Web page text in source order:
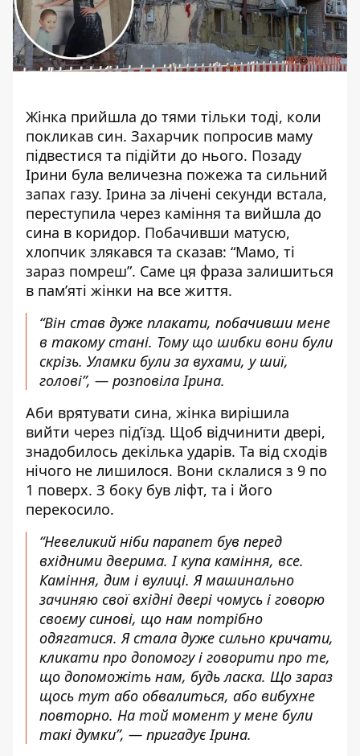
Жінка прийшла до тями тільки тоді, коли
покликав син. Захарчик попросив маму
підвестися та підійти до нього. Позаду
Ірини була величезна пожежа та сильний
запах газу. Ірина за лічені секунди встала,
переступила через каміння та вийшла до
сина в коридор. Побачивши матусю,
хлопчик злякався та сказав: “Мамо, ті
зараз помреш”. Саме ця фраза залишиться
в пам’яті жінки на все життя.
“Він став дуже плакати, побачивши мене
в такому стані. Тому що шибки вони були
скрізь. Уламки були за вухами, у шиї,
голові”, — розповіла Ірина.
Аби врятувати сина, жінка вирішила
вийти через під’їзд. Щоб відчинити двері,
знадобилось декілька ударів. Та від сходів
нічого не лишилося. Вони склалися з 9 по
1 поверх. З боку був ліфт, та і його
перекосило.
“Невеликий ніби парапет був перед
вхідними дверима. І купа каміння, все.
Каміння, дим і вулиці. Я машинально
зачиняю свої вхідні двері чомусь і говорю
своєму синові, що нам потрібно
одягатися. Я стала дуже сильно кричати,
кликати про допомогу і говорити про те,
що допоможіть нам, будь ласка. Що зараз
щось тут або обвалиться, або вибухне
повторно. На той момент у мене були
такі думки”, — пригадує Ірина.